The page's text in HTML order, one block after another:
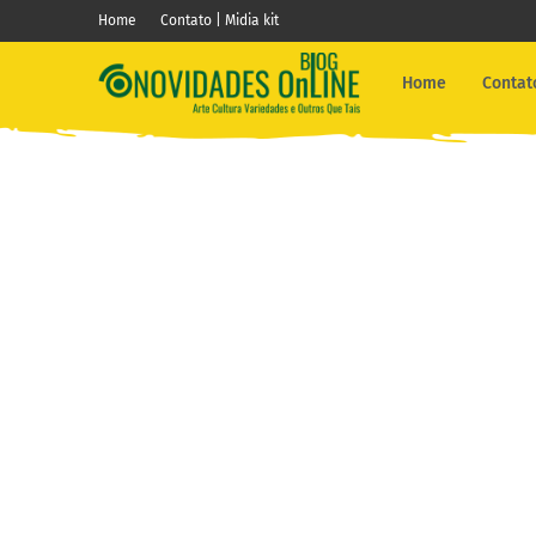
Home Contato | Midia kit
Home